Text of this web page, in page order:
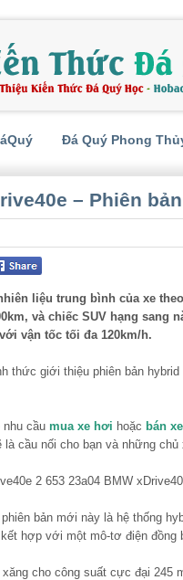
Đá Quý Phong
– Phiên
liệu trung bình của xe
và chiếc SUV hạng sang
vận tốc tối đa 120km/h.
thức giới thiệu phiên bản
cầu mua xe hơi hoặc bán
là cầu nối cho bạn và những
bản mới này là hệ thống
hợp với một mô-tơ điện đồng
cho công suất cực đại 245